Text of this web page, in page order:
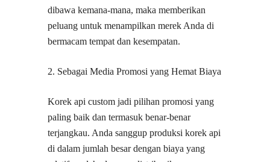
dibawa kemana-mana, maka memberikan
peluang untuk menampilkan merek Anda di
bermacam tempat dan kesempatan.
2. Sebagai Media Promosi yang Hemat Biaya
Korek api custom jadi pilihan promosi yang
paling baik dan termasuk benar-benar
terjangkau. Anda sanggup produksi korek api
di dalam jumlah besar dengan biaya yang